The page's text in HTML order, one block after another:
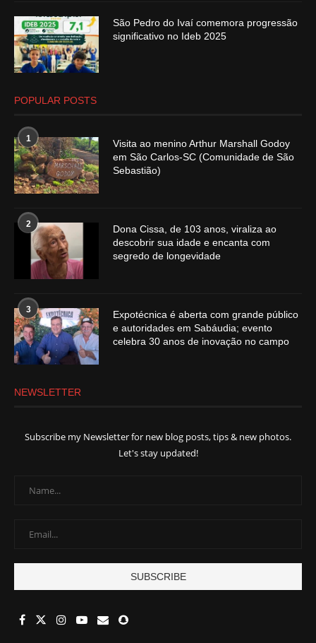
São Pedro do Ivaí comemora progressão
significativo no Ideb 2025
POPULAR POSTS
1
Visita ao menino Arthur Marshall Godoy
em São Carlos-SC (Comunidade de São
Sebastião)
2
Dona Cissa, de 103 anos, viraliza ao
descobrir sua idade e encanta com
segredo de longevidade
3
Expotécnica é aberta com grande público
e autoridades em Sabáudia; evento
celebra 30 anos de inovação no campo
NEWSLETTER
Subscribe my Newsletter for new blog posts, tips & new photos.
Let's stay updated!